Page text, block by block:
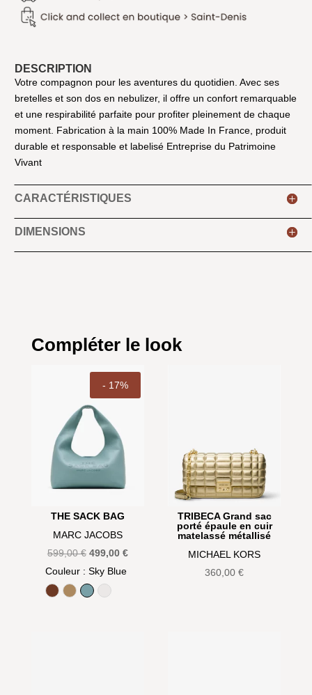
DESCRIPTION
Votre compagnon pour les aventures du quotidien. Avec ses
bretelles et son dos en nebulizer, il offre un confort remarquable
et une respirabilité parfaite pour profiter pleinement de chaque
moment. Fabrication à la main 100% Made In France, produit
durable et responsable et labelisé Entreprise du Patrimoine
Vivant
CARACTÉRISTIQUES
DIMENSIONS
Compléter le look
- 17%
THE SACK BAG
MARC JACOBS
599,00€ Le
prix
initial
499,00 €Le
Couleur: Sky Blue
Argan Oil
CamelSky Blue
White
TRIBECA Grand sac
porté épaule en cuir
matelassé métallisé
MICHAEL KORS
360,00€